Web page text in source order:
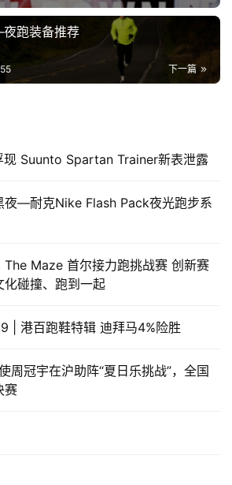
跑装备推荐
下一篇
现 Suunto Spartan Trainer新表泄露
夜—耐克Nike Flash Pack夜光跑步系
Maze 首尔接力跑挑战赛 创新赛
碰撞、跑到一起
| 港百跑鞋特辑 迪拜马4%险胜
周冠宇在沪助阵“夏日乐挑战”，全国
赛